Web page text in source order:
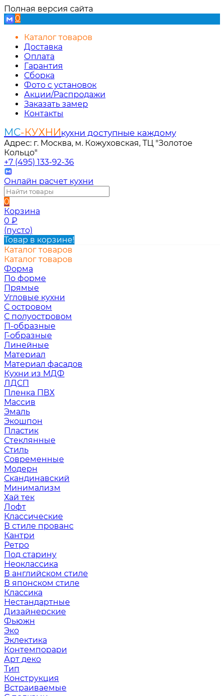
Полная версия сайта
0
Каталог товаров
Доставка
Оплата
Гарантия
Сборка
Фото с установок
Акции/Распродажи
Заказать замер
Контакты
МС-КУХНИкухни доступные каждому
Адрес: г. Москва, м. Кожуховская, ТЦ "Золотое
Кольцо"
+7 (495) 133-92-36
Онлайн расчет кухни
0
Корзина
0 ₽
(пусто)
Товар в корзине!
Каталог товаров
Каталог товаров
Форма
По форме
Прямые
Угловые кухни
С островом
С полуостровом
П-образные
Г-образные
Линейные
Материал
Материал фасадов
Кухни из МДФ
ЛДСП
Пленка ПВХ
Массив
Эмаль
Экошпон
Пластик
Стеклянные
Стиль
Современные
Модерн
Скандинавский
Минимализм
Хай тек
Лофт
Классические
В стиле прованс
Кантри
Ретро
Под старину
Неоклассика
В английском стиле
В японском стиле
Классика
Нестандартные
Дизайнерские
Фьюжн
Эко
Эклектика
Контемпорари
Арт деко
Тип
Конструкция
Встраиваемые